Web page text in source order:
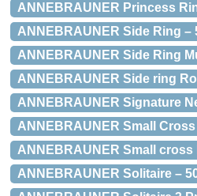
ANNEBRAUNER Princess
ANNEBRAUNER Side Ring –
ANNEBRAUNER Side Ring
ANNEBRAUNER Side ring
ANNEBRAUNER Signature
ANNEBRAUNER Small Cross
ANNEBRAUNER Small cross
ANNEBRAUNER Solitaire –